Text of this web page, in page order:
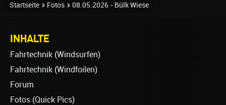
Startseite Fotos 08.05.2026 - Bülk Wiese
INHALTE
Fahrtechnik (Windsurfen)
Fahrtechnik (Windfoilen)
Forum
Fotos (Quick Pics)